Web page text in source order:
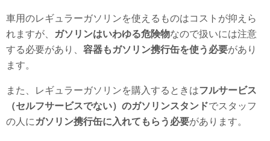
車用のレギュラーガソリンを使えるものはコストが抑えら
れますが、
ガソリンはいわゆる危険物なので扱いには注意
する必要があり、 容器もガソリン携行缶を使う必要があり
ます。
また、レギュラーガソリンを購入するときはフルサービス
（セルフサービスでない）のガソリンスタンドでスタッフ
の人に ガソリン携行缶に入れてもらう必要があります。